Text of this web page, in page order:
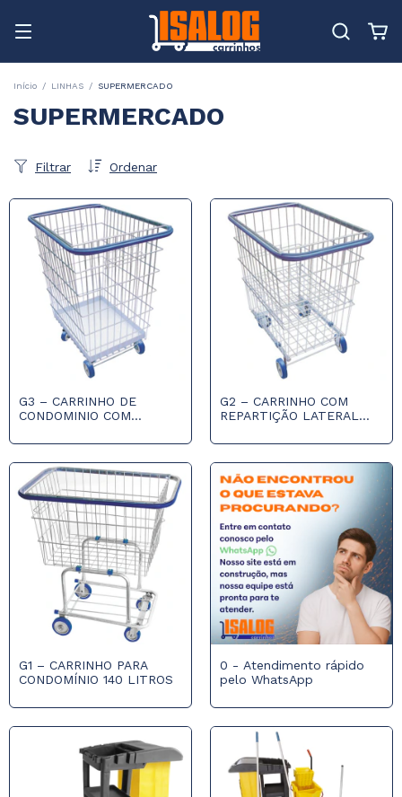
Início / LINHAS / SUPERMERCADO
SUPERMERCADO
Ordenar
Filtrar
G3 – CARRINHO DE
CONDOMINIO COM
G2 – CARRINHO COM
REPARTIÇÃO LATERAL
G1 – CARRINHO PARA
CONDOMÍNIO 140 LITROS
0 - Atendimento rápido
pelo WhatsApp